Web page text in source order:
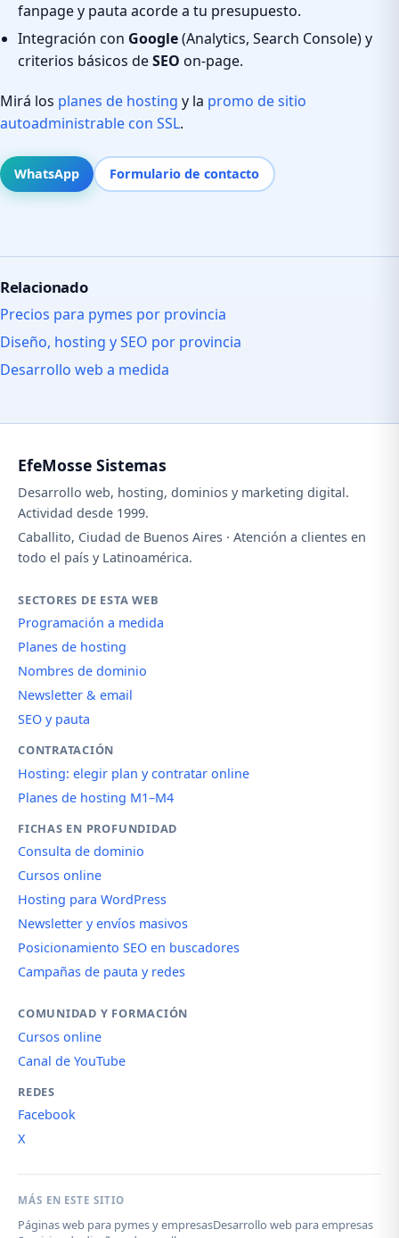
fanpage y pauta acorde a tu presupuesto.
Integración con Google(Analytics, Search Console) y
criterios básicos deSEO on-page.
Mirá los planes de hosting y la promo de sitio
autoadministrable con SSL.
WhatsApp Formulario de contacto
Relacionado
Precios para pymes por provincia
Diseño, hosting y SEO por provincia
Desarrollo web a medida
EfeMosse Sistemas
Desarrollo web, hosting, dominios y marketing digital.
Actividad desde 1999.
Caballito, Ciudad de Buenos Aires · Atención a clientes en
todo el país y Latinoamérica.
SECTORES DE ESTA WEB
Programación a medida
Planes de hosting
Nombres de dominio
Newsletter & email
SEO y pauta
CONTRATACIÓN
Hosting: elegir plan y contratar online
Planes de hosting M1–M4
FICHAS EN PROFUNDIDAD
Consulta de dominio
Cursos online
Hosting para WordPress
Newsletter y envíos masivos
Posicionamiento SEO en buscadores
Campañas de pauta y redes
COMUNIDAD Y FORMACIÓN
Cursos online
Canal de YouTube
REDES
Facebook
X
MÁS EN ESTE SITIO
Páginas web para pymes y empresasDesarrollo web para empresas